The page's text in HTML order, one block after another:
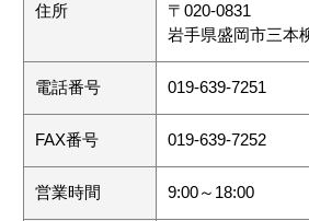
住所
〒020-0831
岩手県盛岡市三本
電話番号 019-639-7251
FAX番号 019-639-7252
営業時間 9:00～18:00